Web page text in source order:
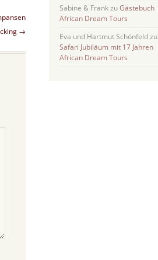
→
Sabine & FrankzuGästebuch
African Dream Tours
Eva und Hartmut Schönfeldzu
Safari Jubiläum mit 17 Jahren
African Dream Tours